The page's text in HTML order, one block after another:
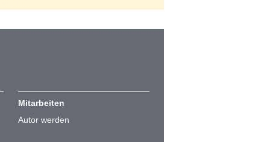
Mitarbeiten
Autor werden